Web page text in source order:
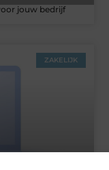
jouw bedrijf
ZAKELIJK